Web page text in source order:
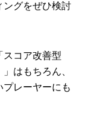
ングをぜひ検討
スコア改善型
はもちろん、
レーヤーにも